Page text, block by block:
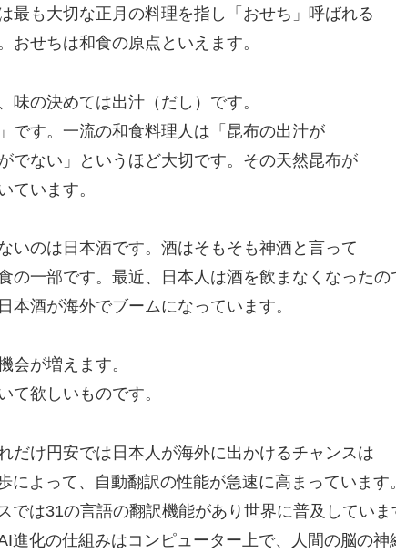
最も大切な正月の料理を指し「おせち」呼ばれる
おせちは和食の原点といえます。
味の決めては出汁（だし）です。
です。一流の和食料理人は「昆布の出汁が
でない」というほど大切です。その天然昆布が
ています。
いのは日本酒です。酒はそもそも神酒と言って
の一部です。最近、日本人は酒を飲まなくなった
本酒が海外でブームになっています。
会が増えます。
て欲しいものです。
だけ円安では日本人が海外に出かけるチャンスは
によって、自動翻訳の性能が急速に高まっています。
では31の言語の翻訳機能があり世界に普及してい
進化の仕組みはコンピューター上で、人間の脳の神